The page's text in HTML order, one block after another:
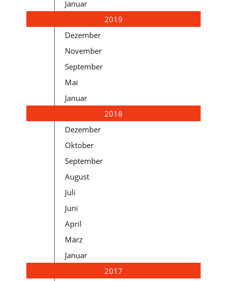
Januar
2019
Dezember
November
September
Mai
Januar
2018
Dezember
Oktober
September
August
Juli
Juni
April
März
Januar
2017